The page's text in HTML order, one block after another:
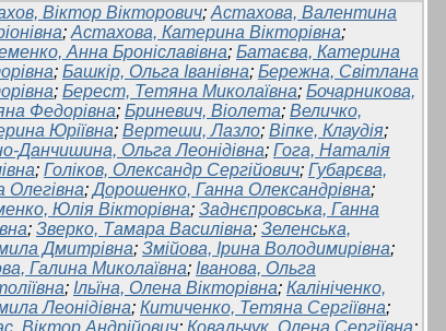
Віктор Вікторович; Астахова, Валентина
; Астахова, Катерина Вікторівна;
Анна Броніславівна; Батаєва, Катерина
; Башкір, Ольга Іванівна; Бережна, Світлана
; Берест, Тетяна Миколаївна; Бочарникова,
Федорівна; Бриневич, Віолета; Величко,
Юріївна; Вертеши, Лазло; Віпке, Клаудія;
Данчишина, Ольга Леонідівна; Гога, Наталія
; Голіков, Олександр Сергійович; Губарєва,
Олегівна;Дорошенко, Ганна Олександрівна;
Юлія Вікторівна; Заднєпровська, Ганна
; Зверко, Тамара Василівна; Зеленська,
Дмитрівна; Змійова, Ірина Володимирівна;
Галина Миколаївна; Іванова, Ольга
; Ільїна, Олена Вікторівна; Калініченко,
Леонідівна; Китиченко, Тетяна Сергіївна;